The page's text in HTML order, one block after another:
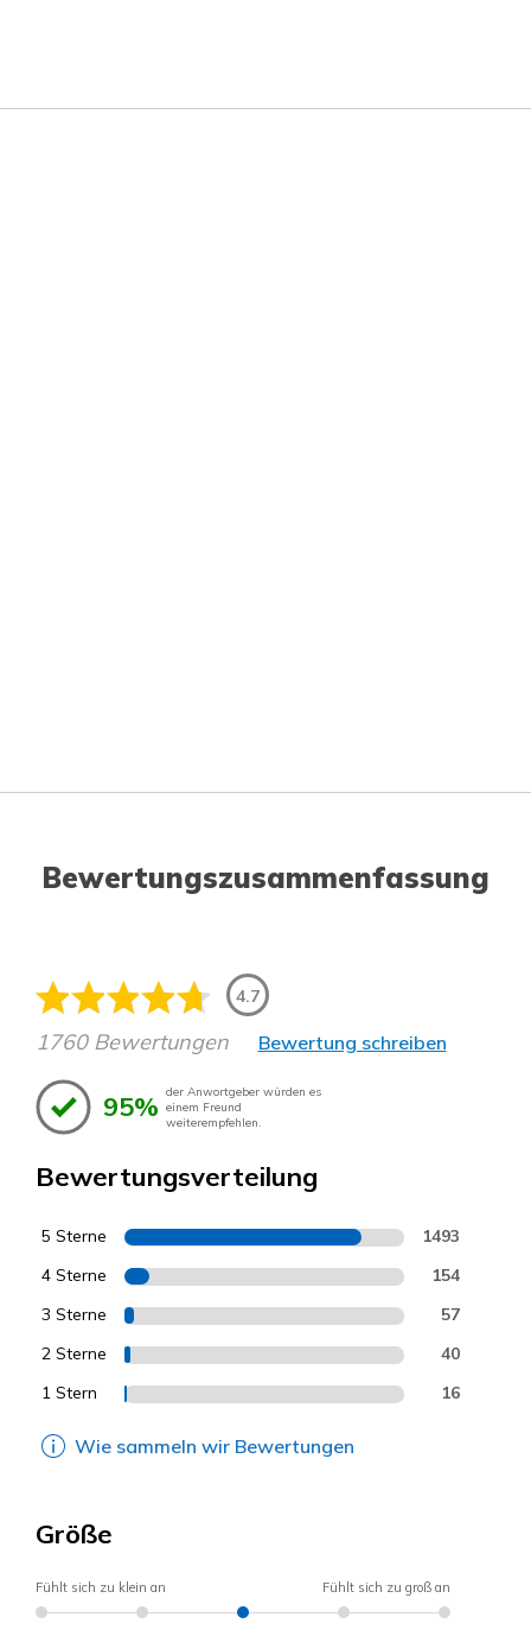
Bewertungszusammenfassung
4.7
1760 Bewertungen Bewertung schreiben
95% der Anwortgeber würden es
einem Freund
weiterempfehlen.
Bewertungsverteilung
5 Sterne 1493
4 Sterne 154
3 Sterne 57
2 Sterne 40
1 Stern 16
Wie sammeln wir Bewertungen
Größe
Fühlt sich zu klein an Fühlt sich zu groß an